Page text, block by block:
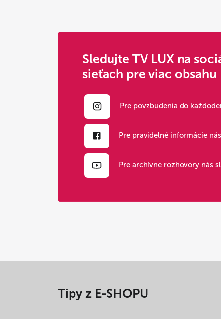
Sledujte TV LUX na
sieťach pre viac obsahu
Pre povzbudenia do
Pre pravidelné informácie
Pre archívne rozhovory nás
Tipy z E-SHOPU